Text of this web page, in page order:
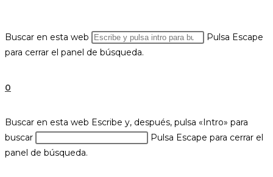
Buscar en esta web
Pulsa Escape
para cerrar el panel de búsqueda.
0
Buscar en esta web Escribe y, después, pulsa «Intro» para
buscar
Pulsa Escape para cerrar el
panel de búsqueda.